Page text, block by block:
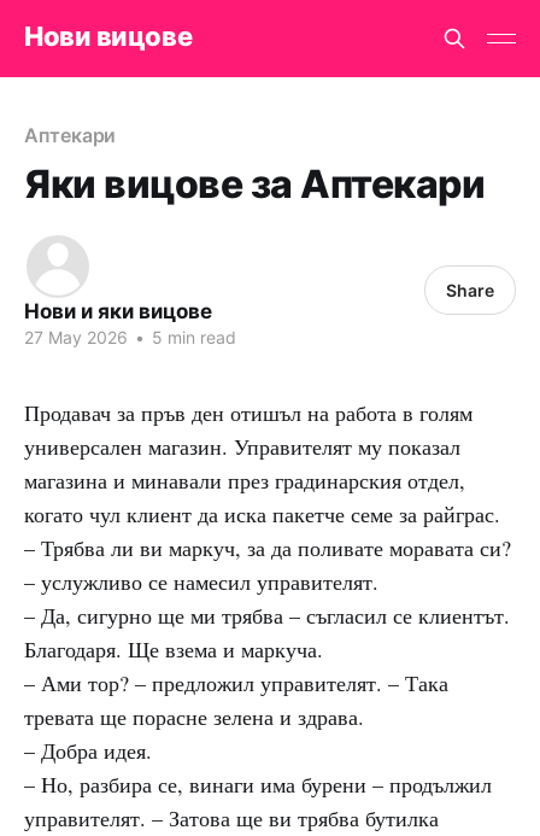
Нови вицове
Аптекари
Яки вицове за Аптекари
Нови и яки вицове
27 May 2026 • 5 min read
Share
Продавач за пръв ден отишъл на работа в голям
универсален магазин. Управителят му показал
магазина и минавали през градинарския отдел,
когато чул клиент да иска пакетче семе за райграс.
– Трябва ли ви маркуч, за да поливате моравата си?
– услужливо се намесил управителят.
– Да, сигурно ще ми трябва – съгласил се клиентът.
Благодаря. Ще взема и маркуча.
– Ами тор? – предложил управителят. – Така
тревата ще порасне зелена и здрава.
– Добра идея.
– Но, разбира се, винаги има бурени – продължил
управителят. – Затова ще ви трябва бутилка